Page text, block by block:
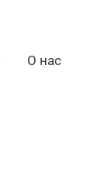
О нас